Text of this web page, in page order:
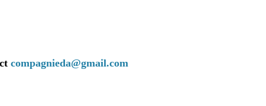
compagnieda@gmail.com